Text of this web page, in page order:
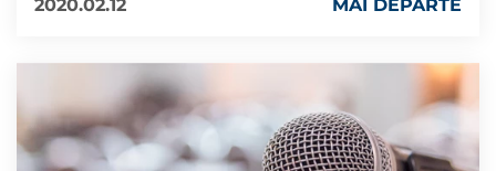
2020.02.12 MAI DEPARTE